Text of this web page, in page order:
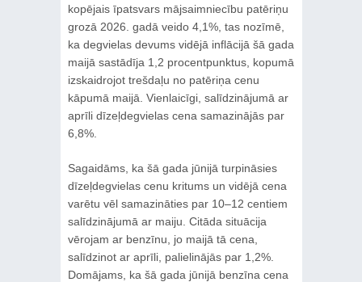
kopējais īpatsvars mājsaimniecību patēriņu
grozā 2026. gadā veido 4,1%, tas nozīmē,
ka degvielas devums vidējā inflācijā šā gada
maijā sastādīja 1,2 procentpunktus, kopumā
izskaidrojot trešdaļu no patēriņa cenu
kāpumā maijā. Vienlaicīgi, salīdzinājumā ar
aprīli dīzeļdegvielas cena samazinājās par
6,8%.
Sagaidāms, ka šā gada jūnijā turpināsies
dīzeļdegvielas cenu kritums un vidējā cena
varētu vēl samazināties par 10–12 centiem
salīdzinājumā ar maiju. Citāda situācija
vērojam ar benzīnu, jo maijā tā cena,
salīdzinot ar aprīli, palielinājās par 1,2%.
Domājams, ka šā gada jūnijā benzīna cena